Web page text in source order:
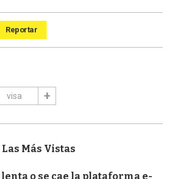
Reportar
visa
Las Más Vistas
lenta o se cae la plataforma e-